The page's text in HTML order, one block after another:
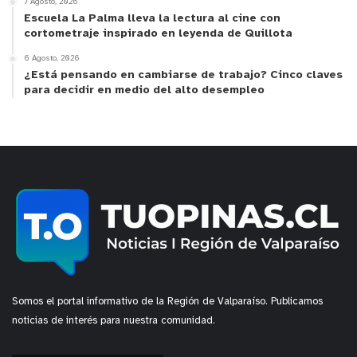
de emergencia.
7 Agosto, 2026
Escuela La Palma lleva la lectura al cine con
cortometraje inspirado en leyenda de Quillota
6 Agosto, 2026
¿Está pensando en cambiarse de trabajo? Cinco claves
para decidir en medio del alto desempleo
Somos el portal informativo de la Región de Valparaíso. Publicamos
noticias de interés para nuestra comunidad.